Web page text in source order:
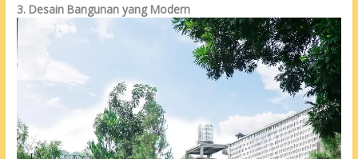
3. Desain Bangunan yang Modern